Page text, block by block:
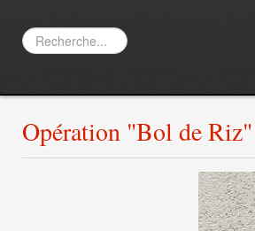
Rechercher
Opération "Bol de